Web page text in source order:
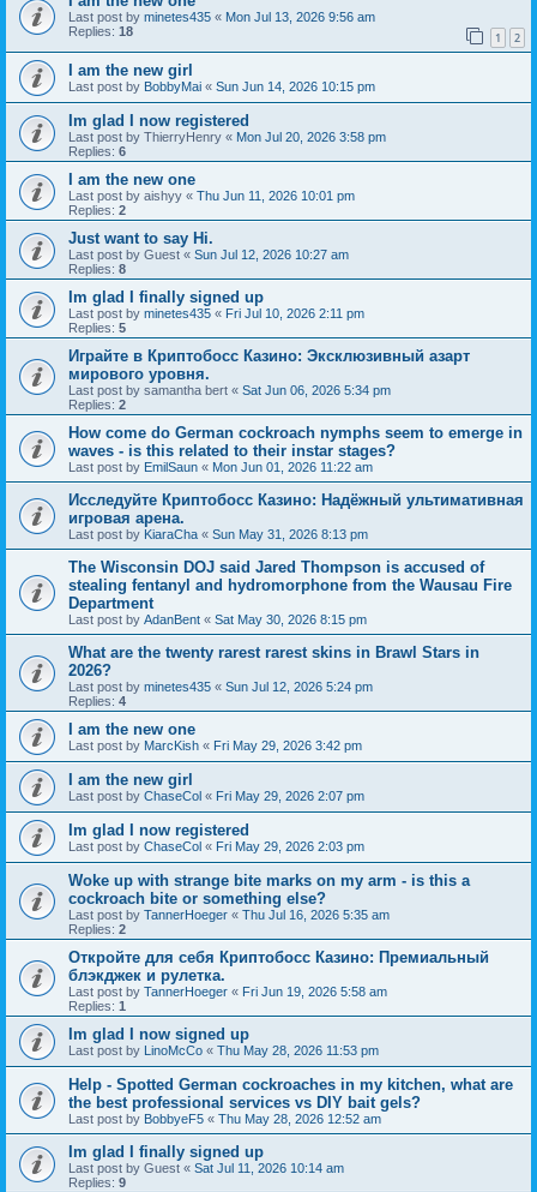
Last post by minetes435 « Mon Jul 13, 2026 9:56 am
Replies: 18 1 2
I am the new girl
Last post by BobbyMai « Sun Jun 14, 2026 10:15 pm
Im glad I now registered
Last post by ThierryHenry « Mon Jul 20, 2026 3:58 pm
Replies: 6
I am the new one
Last post by aishyy « Thu Jun 11, 2026 10:01 pm
Replies: 2
Just want to say Hi.
Last post by Guest « Sun Jul 12, 2026 10:27 am
Replies: 8
Im glad I finally signed up
Last post by minetes435 « Fri Jul 10, 2026 2:11 pm
Replies: 5
Играйте в Криптобосс Казино: Эксклюзивный азарт
мирового уровня.
Last post by samantha bert « Sat Jun 06, 2026 5:34 pm
Replies: 2
How come do German cockroach nymphs seem to emerge in
waves - is this related to their instar stages?
Last post by EmilSaun « Mon Jun 01, 2026 11:22 am
Исследуйте Криптобосс Казино: Надёжный ультимативная
игровая арена.
Last post by KiaraCha « Sun May 31, 2026 8:13 pm
The Wisconsin DOJ said Jared Thompson is accused of
stealing fentanyl and hydromorphone from the Wausau Fire
Department
Last post by AdanBent « Sat May 30, 2026 8:15 pm
What are the twenty rarest rarest skins in Brawl Stars in
2026?
Last post by minetes435 « Sun Jul 12, 2026 5:24 pm
Replies: 4
I am the new one
Last post by MarcKish « Fri May 29, 2026 3:42 pm
I am the new girl
Last post by ChaseCol « Fri May 29, 2026 2:07 pm
Im glad I now registered
Last post by ChaseCol « Fri May 29, 2026 2:03 pm
Woke up with strange bite marks on my arm - is this a
cockroach bite or something else?
Last post by TannerHoeger « Thu Jul 16, 2026 5:35 am
Replies: 2
Откройте для себя Криптобосс Казино: Премиальный
блэкджек и рулетка.
Last post by TannerHoeger « Fri Jun 19, 2026 5:58 am
Replies: 1
Im glad I now signed up
Last post by LinoMcCo « Thu May 28, 2026 11:53 pm
Help - Spotted German cockroaches in my kitchen, what are
the best professional services vs DIY bait gels?
Last post by BobbyeF5 « Thu May 28, 2026 12:52 am
Im glad I finally signed up
Last post by Guest « Sat Jul 11, 2026 10:14 am
Replies: 9